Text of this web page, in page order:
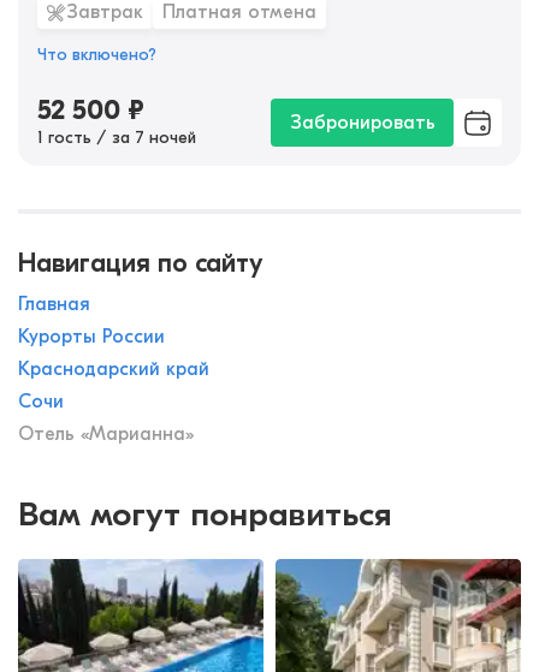
Завтрак Платная отмена
Что включено?
52 500 ₽
1 гость / за 7 ночей
Забронировать
Навигация по сайту
Главная
Курорты России
Краснодарский край
Сочи
Отель «Марианна»
Вам могут понравиться